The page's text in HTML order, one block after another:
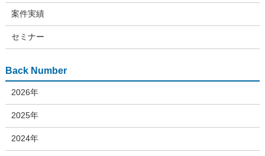
案件実績
セミナー
Back Number
2026年
2025年
2024年